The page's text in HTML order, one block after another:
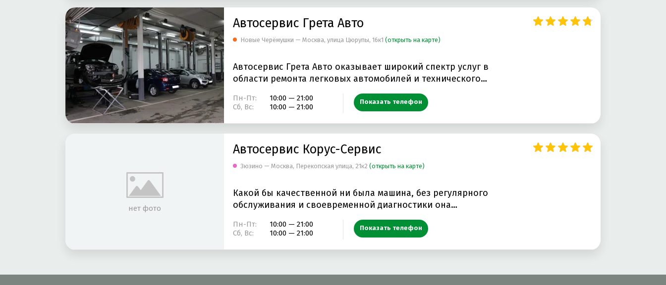
Автосервис Грета Авто
Новые Черёмушки — Москва, улица Цюрупы, 16к1 (открыть на карте)
Автосервис Грета Авто оказывает широкий спектр услуг в
области ремонта легковых автомобилей и технического…
Пн-Пт:
10:00 — 21:00
Сб, Вс:
10:00 — 21:00 Показать телефон
нет фото
Автосервис Корус-Сервис
Зюзино — Москва, Перекопская улица, 21к2 (открыть на карте)
Какой бы качественной ни была машина, без регулярного
обслуживания и своевременной диагностики она…
Пн-Пт:
10:00 — 21:00
Сб, Вс:
10:00 — 21:00 Показать телефон